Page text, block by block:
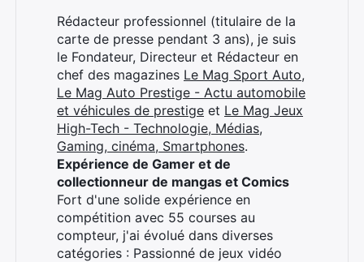
Rédacteur professionnel (titulaire de la
carte de presse pendant 3 ans), je suis
le Fondateur, Directeur et Rédacteur en
chef des magazines Le Mag Sport Auto,
Le Mag Auto Prestige - Actu automobile
et véhicules de prestige et Le Mag Jeux
High-Tech - Technologie, Médias,
Gaming, cinéma, Smartphones.
Expérience de Gamer et de
collectionneur de mangas et Comics
Fort d'une solide expérience en
compétition avec 55 courses au
compteur, j'ai évolué dans diverses
catégories : Passionné de jeux vidéo
Rechercher